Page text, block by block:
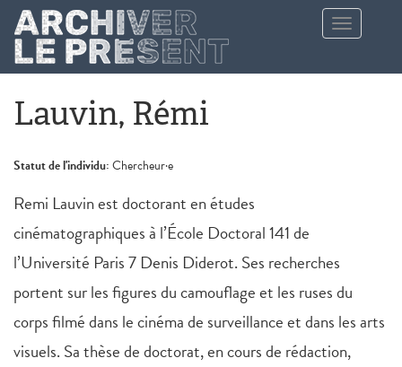
Aller au contenu principal
Toggle
navigation
Lauvin, Rémi
Statut de l'individu:Chercheur·e
Remi Lauvin est doctorant en études
cinématographiques à l’École Doctoral 141 de
l’Université Paris 7 Denis Diderot. Ses recherches
portent sur les figures du camouflage et les ruses du
corps filmé dans le cinéma de surveillance et dans les arts
visuels. Sa thèse de doctorat, en cours de rédaction,